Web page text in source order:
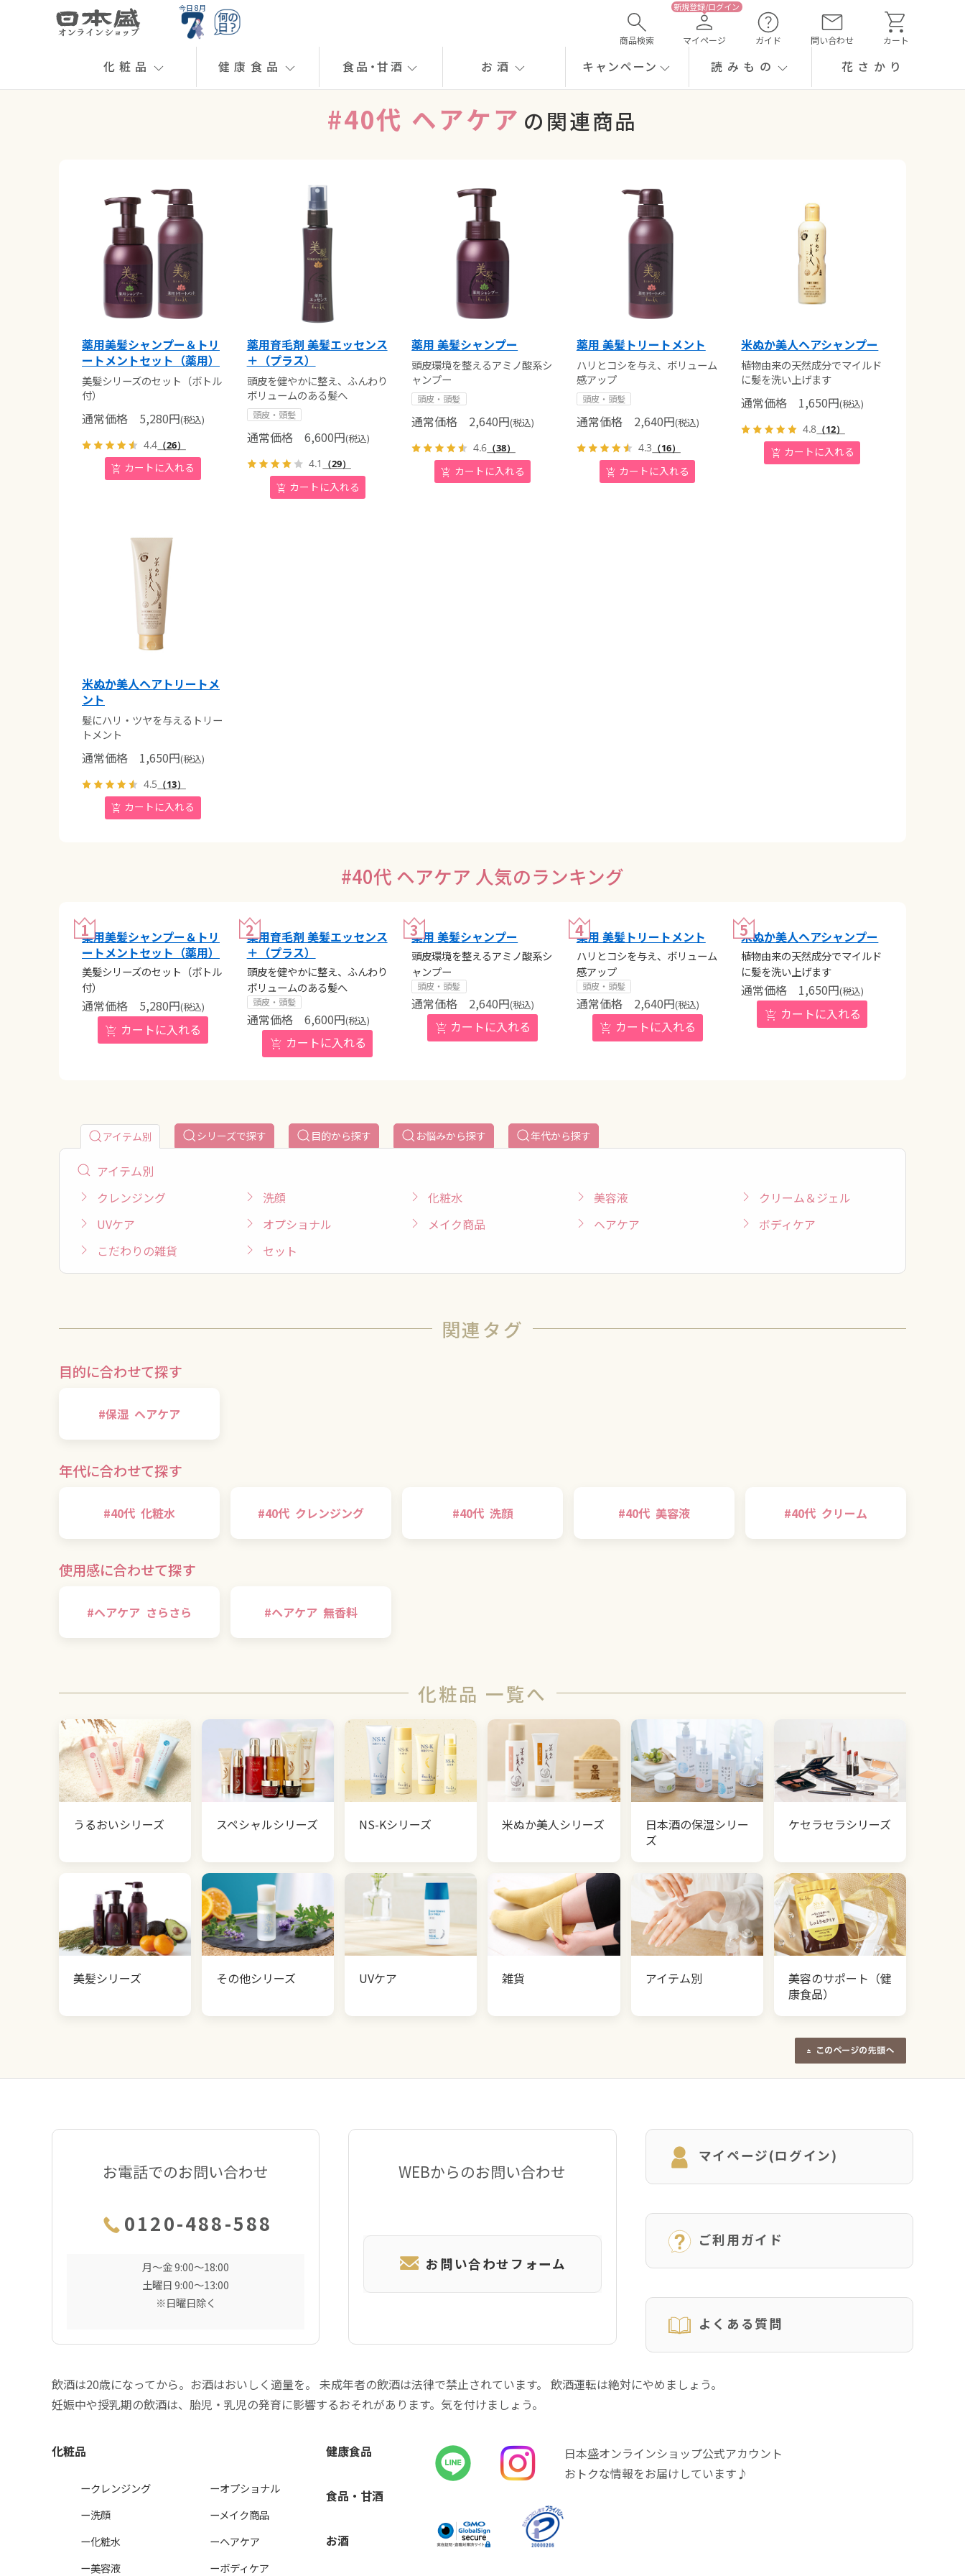
今日 8月
商品検索 マイページ ガイド 問い合わせ カート
化粧品 健康食品 食品・甘酒 お酒 キャンペーン 読みもの 花さかり
#40代 ヘアケア の関連商品
薬用美髪シャンプー＆トリ
ートメントセット（薬用）
美髪シリーズのセット（ボトル
付）
通常価格 5,280円(税込)
4.4 （26）
薬用育毛剤 美髪エッセンス
＋（プラス）
頭皮を健やかに整え、ふんわり
ボリュームのある髪へ
頭皮・頭髪
通常価格6,600円(税込)
4.1 （29）
薬用 美髪シャンプー
頭皮環境を整えるアミノ酸系シ
ャンプー
頭皮・頭髪
通常価格 2,640円(税込)
4.6 （38）
薬用 美髪トリートメント
ハリとコシを与え、ボリューム
感アップ
頭皮・頭髪
通常価格2,640円(税込)
4.3 （16）
米ぬか美人ヘアシャンプー
植物由来の天然成分でマイルド
に髪を洗い上げます
通常価格 1,650円(税込)
4.8 （12）
米ぬか美人ヘアトリートメ
ント
髪にハリ・ツヤを与えるトリー
トメント
通常価格 1,650円(税込)
4.5 （13）
#40代 ヘアケア 人気のランキング
薬用美髪シャンプー＆トリ
ートメントセット（薬用）
美髪シリーズのセット（ボトル
付）
5,280円(税込)
薬用育毛剤 美髪エッセンス
＋（プラス）
頭皮を健やかに整え、ふんわり
ボリュームのある髪へ
頭皮・頭髪
6,600円(税込)
薬用 美髪シャンプー
頭皮環境を整えるアミノ酸系シ
ャンプー
頭皮・頭髪
2,640円(税込)
薬用 美髪トリートメント
ハリとコシを与え、ボリューム
感アップ
頭皮・頭髪
2,640円(税込)
米ぬか美人ヘアシャンプー
植物由来の天然成分でマイルド
に髪を洗い上げます
1,650円(税込)
アイテム別 シリーズで探す 目的から探す お悩みから探す 年代から探す
アイテム別
クレンジング
洗顔 化粧水 美容液
クリーム＆ジェル
UVケア
オプショナル メイク商品 ヘアケア
ボディケア
こだわりの雑貨
セット
関連タグ
目的に合わせて探す
#保湿 ヘアケア
年代に合わせて探す
#40代 化粧水 #40代 クレンジング #40代 洗顔 #40代 美容液 #40代 クリーム
使用感に合わせて探す
#ヘアケア さらさら #ヘアケア 無香料
化粧品 一覧へ
うるおいシリーズ スペシャルシリーズ NS-Kシリーズ 米ぬか美人シリーズ
日本酒の保湿シリー
ズ
ケセラセラシリーズ
美髪シリーズ その他シリーズ UVケア 雑貨 アイテム別
美容のサポート（健
康食品）
お電話でのお問い合わせ
0120-488-588
月〜金 9:00〜18:00
土曜日 9:00〜13:00
※日曜日除く
WEBからのお問い合わせ
お問い合わせフォーム
マイページ(ログイン)
ご利用ガイド
よくある質問
飲酒は20歳になってから。お酒はおいしく適量を。 未成年者の飲酒は法律で禁止されています。 飲酒運転は絶対にやめましょう。
妊娠中や授乳期の飲酒は、胎児・乳児の発育に影響するおそれがあります。気を付けましょう。
化粧品
ークレンジング
ー洗顔
ー化粧水
ー美容液
ーオプショナル
ーメイク商品
ーヘアケア
ーボディケア
健康食品
食品・甘酒
お酒
日本盛オンラインショップ公式アカウント
おトクな情報をお届けしています♪